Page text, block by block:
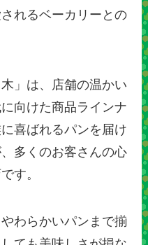
れるベーカリーとの
」は、店舗の温かい
向けた商品ラインナ
喜ばれるパンを届け
多くのお客さんの心
す。
わらかいパンまで揃